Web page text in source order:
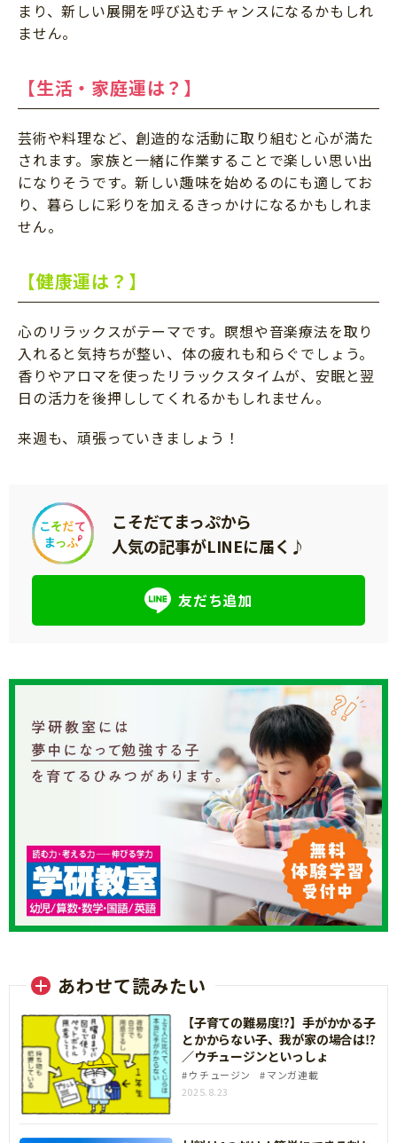
まり、新しい展開を呼び込むチャンスになるかもしれ
ません。
【生活・家庭運は？】
芸術や料理など、創造的な活動に取り組むと心が満た
されます。家族と一緒に作業することで楽しい思い出
になりそうです。新しい趣味を始めるのにも適してお
り、暮らしに彩りを加えるきっかけになるかもしれま
せん。
【健康運は？】
心のリラックスがテーマです。瞑想や音楽療法を取り
入れると気持ちが整い、体の疲れも和らぐでしょう。
香りやアロマを使ったリラックスタイムが、安眠と翌
日の活力を後押ししてくれるかもしれません。
来週も、頑張っていきましょう！
こそだてまっぷから
人気の記事がLINEに届く♪
友だち追加
あわせて読みたい
【子育ての難易度⁉】手がかかる子
とかからない子、我が家の場合は⁉
／ウチュージンといっしょ
ウチュージン
マンガ連載
2025.8.23